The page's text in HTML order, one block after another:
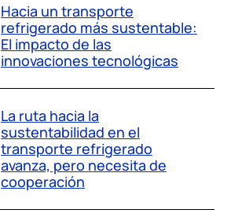
Hacia un transporte
refrigerado más sustentable:
El impacto de las
innovaciones tecnológicas
La ruta hacia la
sustentabilidad en el
transporte refrigerado
avanza, pero necesita de
cooperación